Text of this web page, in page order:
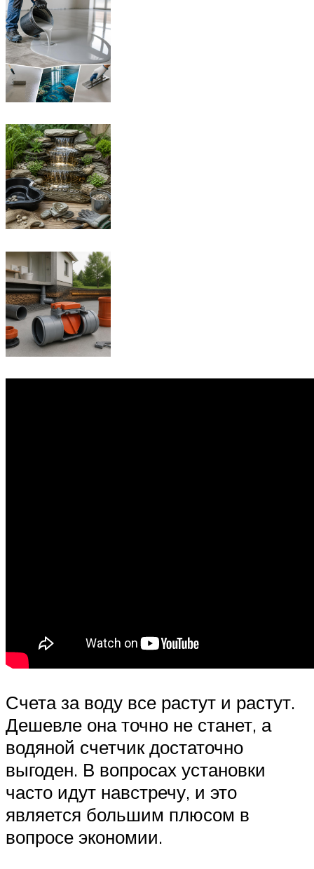
Счета за воду все растут и растут.
Дешевле она точно не станет, а
водяной счетчик достаточно
выгоден. В вопросах установки
часто идут навстречу, и это
является большим плюсом в
вопросе экономии.